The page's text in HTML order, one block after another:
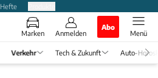
Hefte
Marken Anmelden
Abo
Menü
Verkehr Tech & Zukunft Auto-